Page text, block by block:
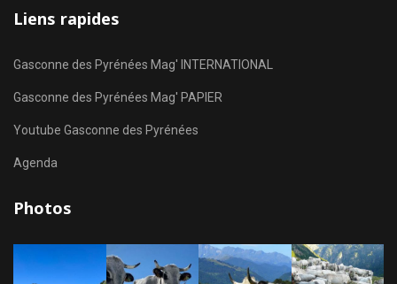
Liens rapides
Gasconne des Pyrénées Mag' INTERNATIONAL
Gasconne des Pyrénées Mag' PAPIER
Youtube Gasconne des Pyrénées
Agenda
Photos